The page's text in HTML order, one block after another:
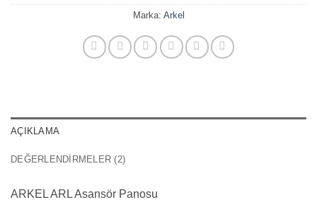
Marka: Arkel
AÇIKLAMA
DEĞERLENDIRMELER (2)
ARKEL ARL Asansör Panosu